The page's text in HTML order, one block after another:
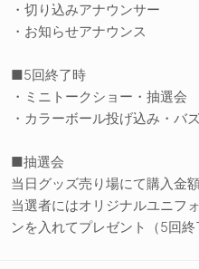
・切り込みアナウンサー
・お知らせアナウンス
■5回終了時
・ミニトークショー・抽選会
・カラーボール投げ込み・バ
■抽選会
当日グッズ売り場にて購入金
当選者にはオリジナルユニフ
ンを入れてプレゼント（5回終